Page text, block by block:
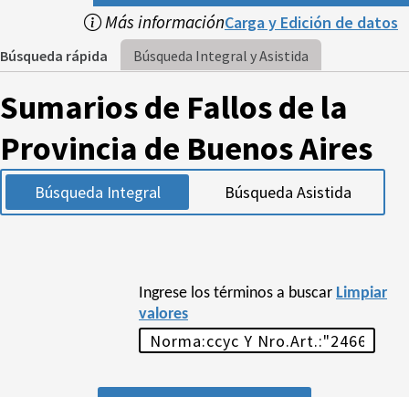
Más informaciónCarga y Edición de datos
Búsqueda rápida Búsqueda Integral y Asistida
Sumarios de Fallos de la
Provincia de Buenos Aires
Búsqueda Integral Búsqueda Asistida
Ingrese los términos a buscar Limpiar
valores